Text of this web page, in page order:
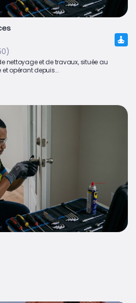
nettoyage et de travaux, située au
et opérant depuis...